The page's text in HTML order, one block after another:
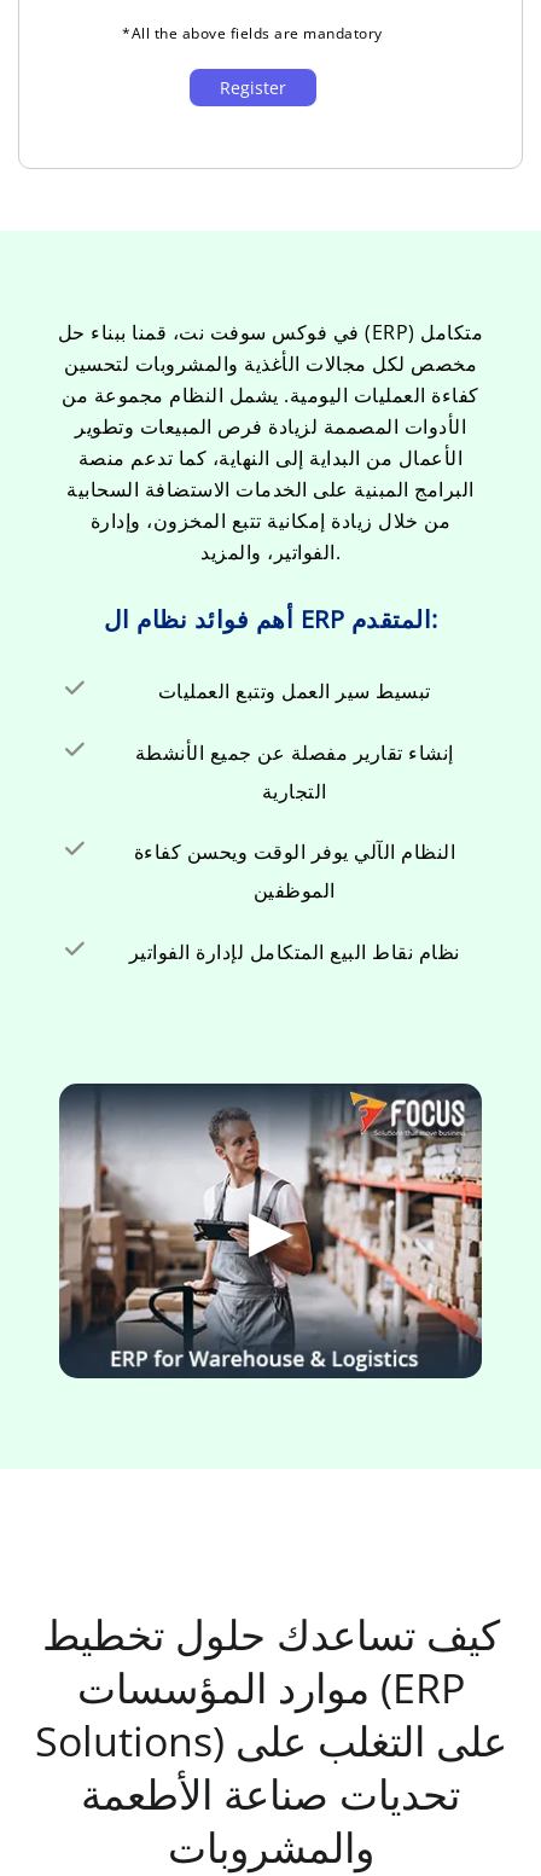
*All the above fields are mandatory
في فوكس سوفت نت، قمنا ببناء حل (ERP) متكامل
مخصص لكل مجالات الأغذية والمشروبات لتحسين
كفاءة العمليات اليومية. يشمل النظام مجموعة من
الأدوات المصممة لزيادة فرص المبيعات وتطوير
الأعمال من البداية إلى النهاية، كما تدعم منصة
البرامج المبنية على الخدمات الاستضافة السحابية
من خلال زيادة إمكانية تتبع المخزون، وإدارة
الفواتير، والمزيد.
أهم فوائد نظام ال ERP المتقدم:
تبسيط سير العمل وتتبع العمليات
إنشاء تقارير مفصلة عن جميع الأنشطة
التجارية
النظام الآلي يوفر الوقت ويحسن كفاءة
الموظفين
نظام نقاط البيع المتكامل لإدارة الفواتير
كيف تساعدك حلول تخطيط
موارد المؤسسات (ERP
Solutions) على التغلب على
تحديات صناعة الأطعمة
والمشروبات